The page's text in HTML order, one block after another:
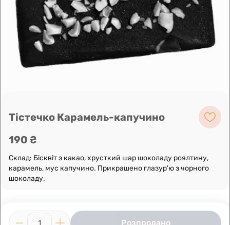
Leaflet OpenFreeMap© OpenMapTilesData fromOpenStreetMap
Тістечко Карамель-капучино
190 ₴
Склад: Бісквіт з какао, хрусткий шар шоколаду роялтину,
карамель, мус капучино. Прикрашено глазур'ю з чорного
шоколаду.
1 Розпродано